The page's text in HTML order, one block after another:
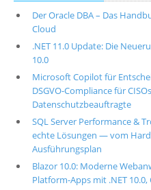
Der Oracle DBA – Das
Cloud
.NET 11.0 Update: Die
10.0
Microsoft Copilot für
DSGVO-Compliance für
Datenschutzbeauftragte
SQL Server Performance &
echte Lösungen — vom
Ausführungsplan
Blazor 10.0: Moderne
Platform-Apps mit .NET